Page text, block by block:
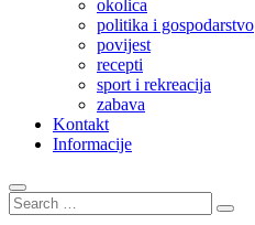
okolica
politika i gospodarstvo
povijest
recepti
sport i rekreacija
zabava
Kontakt
Informacije
Search
…